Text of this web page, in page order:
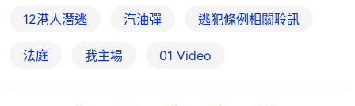
12港人潛逃 汽油彈 逃犯條例相關聆訊
法庭 我主場 01 Video